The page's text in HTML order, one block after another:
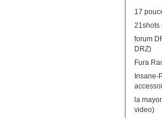
17
21shots
forum
DRZ)
Fura
Insane-
la
video)